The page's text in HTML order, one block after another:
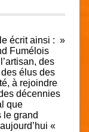
écrit ainsi : »
Fumélois
des
élus des
à rejoindre
décennies
que
le grand
«